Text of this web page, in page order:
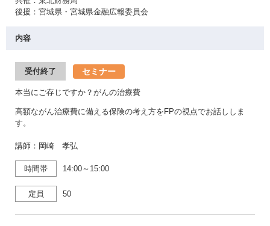
後援：宮城県・宮城県金融広報委員会
内容
受付終了 セミナー
本当にご存じですか？がんの治療費
高額ながん治療費に備える保険の考え方をFPの視点でお話ししま
す。
講師：岡崎 孝弘
時間帯 14:00～15:00
定員 50